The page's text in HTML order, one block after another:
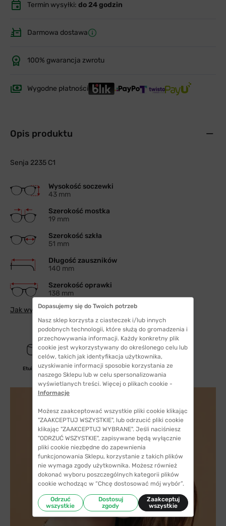
Termin wysyłki: do 24 godzin
Darmowa dostawa
100% gwarancja zwrotu
Wygodne płatności
Opis produktu
Senja 2235 C1
Wysokość soczewki
43 mm
Szerokość mostka
19 mm
Szerokość szkła
51 mm
Długość zauszników
140 mm
Szerokość oprawki
138 mm
Jak wybrać odpowiedni rozmiar
Etui/woreczek
Dopasujemy się do Twoich potrzeb
Nasz sklep korzysta z ciasteczek i/lub innych
podobnych technologii, które służą do gromadzenia i
przechowywania informacji. Każdy konkretny plik
cookie jest wykorzystywany do określonego celu lub
celów, takich jak identyfikacja użytkownika,
uzyskiwanie informacji sposobie korzystania ze
naszego Sklepu lub w celu spersonalizowania
wyświetlanych treści. Więcej o plikach cookie -
Informacje
Możesz zaakceptować wszystkie pliki cookie klikając
"ZAAKCEPTUJ WSZYSTKIE", lub odrzucić pliki cookie
klikając "ZAAKCEPTUJ WYBRANE". Jeśli naciśniesz
"ODRZUĆ WSZYSTKIE", zapisywane będą wyłącznie
pliki cookie niezbędne do zapewnienia
funkcjonowania Sklepu, korzystanie z takich plików
nie wymaga zgody użytkownika. Możesz również
dokonać wyboru poszczególnych kategorii plików
cookie wchodząc w “Chcę dostosować mój wybór”.
Odrzuć
wszystkie
Dostosuj
zgody
Zaakceptuj
wszystkie